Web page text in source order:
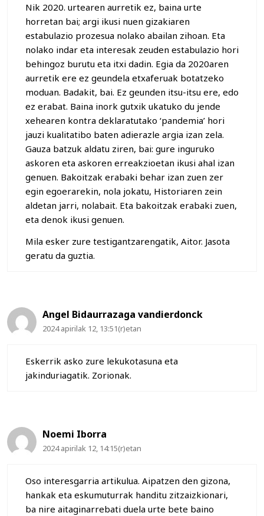
Nik 2020. urtearen aurretik ez, baina urte
horretan bai; argi ikusi nuen gizakiaren
estabulazio prozesua nolako abailan zihoan. Eta
nolako indar eta interesak zeuden estabulazio hori
behingoz burutu eta itxi dadin. Egia da 2020aren
aurretik ere ez geundela etxaferuak botatzeko
moduan. Badakit, bai. Ez geunden itsu-itsu ere, edo
ez erabat. Baina inork gutxik ukatuko du jende
xehearen kontra deklaratutako ‘pandemia’ hori
jauzi kualitatibo baten adierazle argia izan zela.
Gauza batzuk aldatu ziren, bai: gure inguruko
askoren eta askoren erreakzioetan ikusi ahal izan
genuen. Bakoitzak erabaki behar izan zuen zer
egin egoerarekin, nola jokatu, Historiaren zein
aldetan jarri, nolabait. Eta bakoitzak erabaki zuen,
eta denok ikusi genuen.
Mila esker zure testigantzarengatik, Aitor. Jasota
geratu da guztia.
Angel Bidaurrazaga vandierdonck
2024 apirilak 12, 13:51(r)etan
Eskerrik asko zure lekukotasuna eta
jakinduriagatik. Zorionak.
Noemi Iborra
2024 apirilak 12, 14:15(r)etan
Oso interesgarria artikulua. Aipatzen den gizona,
hankak eta eskumuturrak handitu zitzaizkionari,
ba nire aitaginarrebati duela urte bete baino